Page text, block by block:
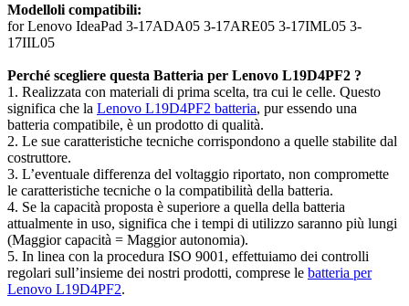
Modelloli compatibili:
for Lenovo IdeaPad 3-17ADA05 3-17ARE05 3-17IML05 3-
17IIL05
Perché scegliere questa Batteria per Lenovo L19D4PF2 ?
1. Realizzata con materiali di prima scelta, tra cui le celle. Questo
significa che la Lenovo L19D4PF2 batteria, pur essendo una
batteria compatibile, è un prodotto di qualità.
2. Le sue caratteristiche tecniche corrispondono a quelle stabilite dal
costruttore.
3. L’eventuale differenza del voltaggio riportato, non compromette
le caratteristiche tecniche o la compatibilità della batteria.
4. Se la capacità proposta è superiore a quella della batteria
attualmente in uso, significa che i tempi di utilizzo saranno più lungi
(Maggior capacità = Maggior autonomia).
5. In linea con la procedura ISO 9001, effettuiamo dei controlli
regolari sull’insieme dei nostri prodotti, comprese le batteria per
Lenovo L19D4PF2.